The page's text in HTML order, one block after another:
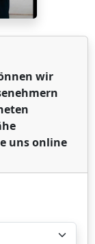
wir
uns online